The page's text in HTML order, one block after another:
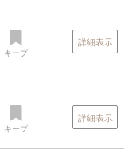
キープ
詳細表示
キープ
詳細表示